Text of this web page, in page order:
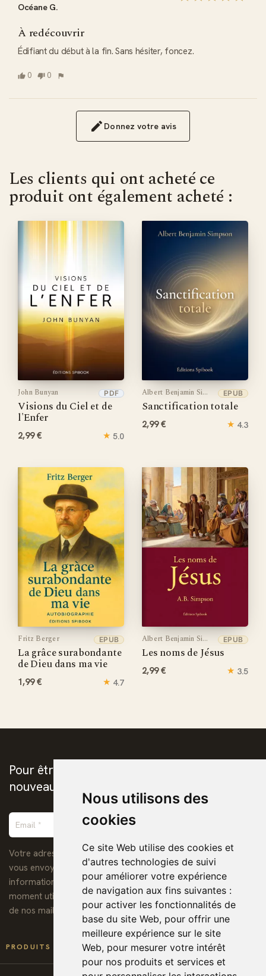
Nous utilisons des
cookies
Ce site Web utilise des cookies et
d'autres technologies de suivi
pour améliorer votre expérience
de navigation aux fins suivantes :
pour activer les fonctionnalités de
base du site Web, pour offrir une
meilleure expérience sur le site
Web, pour mesurer votre intérêt
pour nos produits et services et
Océane G.
À redécouvrir
Édifiant du début à la fin. Sans hésiter, foncez.
0 0
Donnez votre avis
Les clients qui ont acheté ce
produit ont également acheté :
John Bunyan
Visions du Ciel et de
l'Enfer
PDF
2,99 € ★ 5.0
Albert Benjamin Simpson
Sanctification totale
EPUB
2,99 € ★ 4.3
Fritz Berger
La grâce surabondante
de Dieu dans ma vie
EPUB
1,99 € ★ 4.7
Albert Benjamin Simpson
Les noms de Jésus
EPUB
2,99 € ★ 3.5
Pour être prévenus de la publication des
nouveaux ebooks chrétiens
Votre adresse de messagerie est uniquement utilisée pour
vous envoyer notre lettre d'information ainsi que des
informations concernant nos activités. Vous pouvez à tout
moment utiliser le lien de désabonnement intégré dans chacun
de nos mails.
PRODUITS